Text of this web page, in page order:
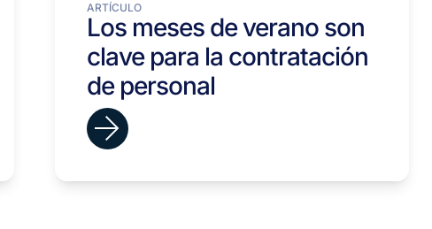
ARTÍCULO
Los meses de verano son
clave para la contratación
de personal